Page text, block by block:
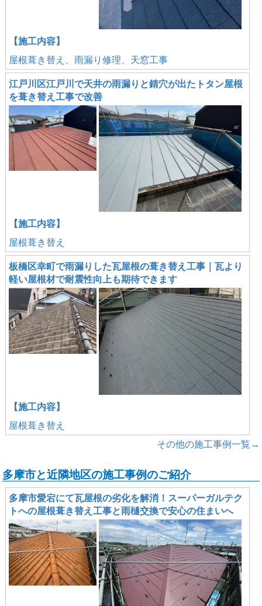
【施工内容】
屋根葺き替え、雨漏り修理、天窓工事
江戸川区江戸川で天井の雨漏りと錆穴が出たトタン屋根
を葺き替え工事で改善
【施工内容】
屋根葺き替え
板橋区幸町で雨漏りした瓦屋根の葺き替え工事｜瓦より
軽い屋根材で耐震性向上も期待できます
【施工内容】
屋根葺き替え
その他の施工事例一覧→
多摩市と近隣地区の施工事例のご紹介
多摩市愛宕にて瓦屋根の劣化を解消！スーパーガルテク
トへの屋根葺き替え工事と雨樋交換で安心の住まいへ